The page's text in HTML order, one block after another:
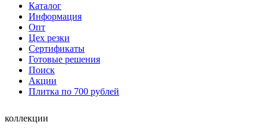
Каталог
Информация
Опт
Цех резки
Сертификаты
Готовые решения
Поиск
Акции
Плитка по 700 рублей
коллекции